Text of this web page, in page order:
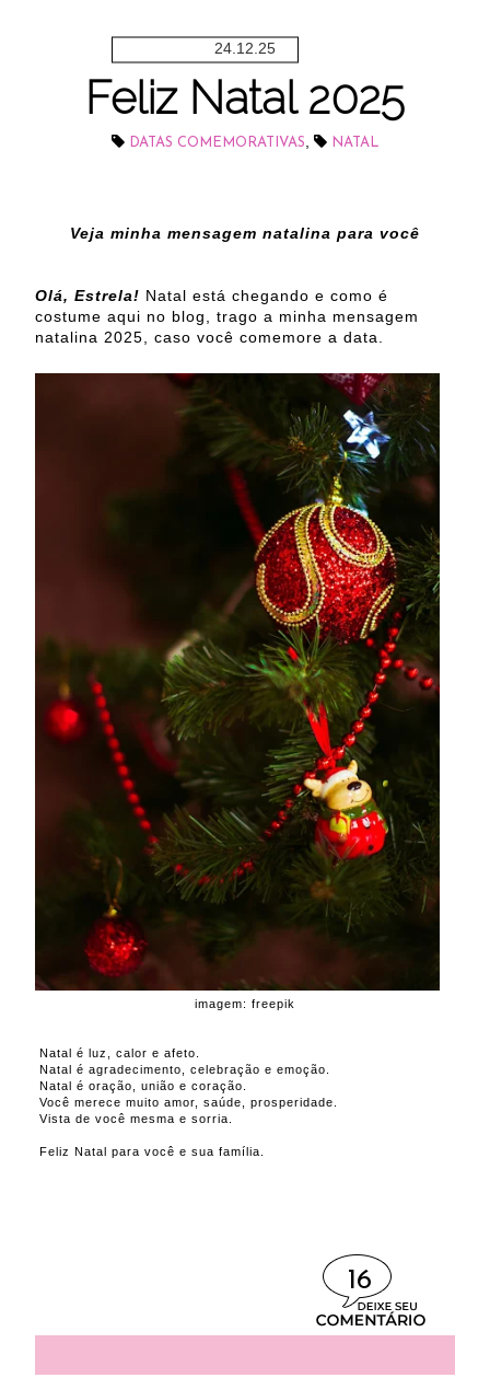
24.12.25
Feliz Natal 2025
DATAS COMEMORATIVAS, NATAL
Veja minha mensagem natalina para você
Olá, Estrela! Natal está chegando e como é
costume aqui no blog, trago a minha mensagem
natalina 2025, caso você comemore a data.
imagem: freepik
Natal é luz, calor e afeto.
Natal é agradecimento, celebração e emoção.
Natal é oração, união e coração.
Você merece muito amor, saúde, prosperidade.
Vista de você mesma e sorria.
Feliz Natal para você e sua família.
16